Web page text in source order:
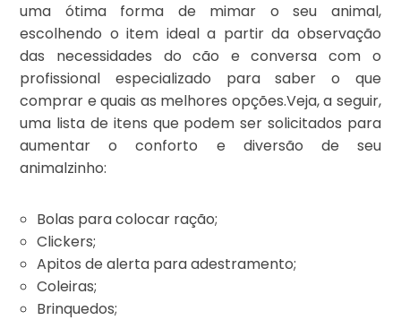
uma ótima forma de mimar o seu animal,
escolhendo o item ideal a partir da observação
das necessidades do cão e conversa com o
profissional especializado para saber o que
comprar e quais as melhores opções.Veja, a seguir,
uma lista de itens que podem ser solicitados para
aumentar o conforto e diversão de seu
animalzinho:
Bolas para colocar ração;
Clickers;
Apitos de alerta para adestramento;
Coleiras;
Brinquedos;